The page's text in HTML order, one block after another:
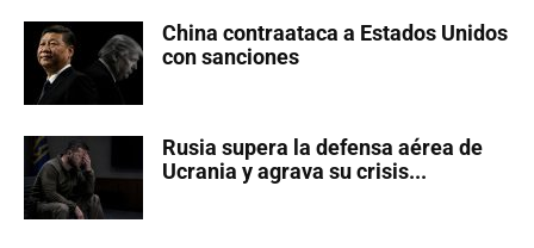
China contraataca a Estados Unidos
con sanciones
Rusia supera la defensa aérea de
Ucrania y agrava su crisis...